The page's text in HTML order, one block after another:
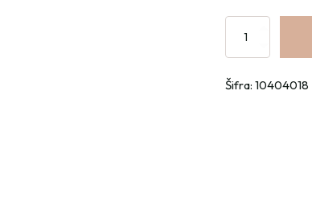
-
Šifra: 10404018